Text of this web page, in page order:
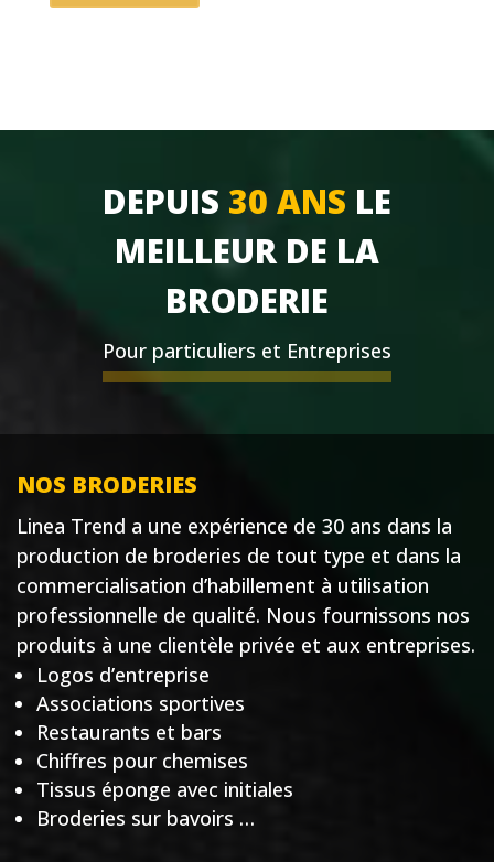
DEPUIS 30 ANS LE
MEILLEUR DE LA
BRODERIE
Pour particuliers et Entreprises
NOS BRODERIES
Linea Trend a une expérience de 30 ans dans la
production de broderies de tout type et dans la
commercialisation d’habillement à utilisation
professionnelle de qualité. Nous fournissons nos
produits à une clientèle privée et aux entreprises.
Logos d’entreprise
Associations sportives
Restaurants et bars
Chiffres pour chemises
Tissus éponge avec initiales
Broderies sur bavoirs …